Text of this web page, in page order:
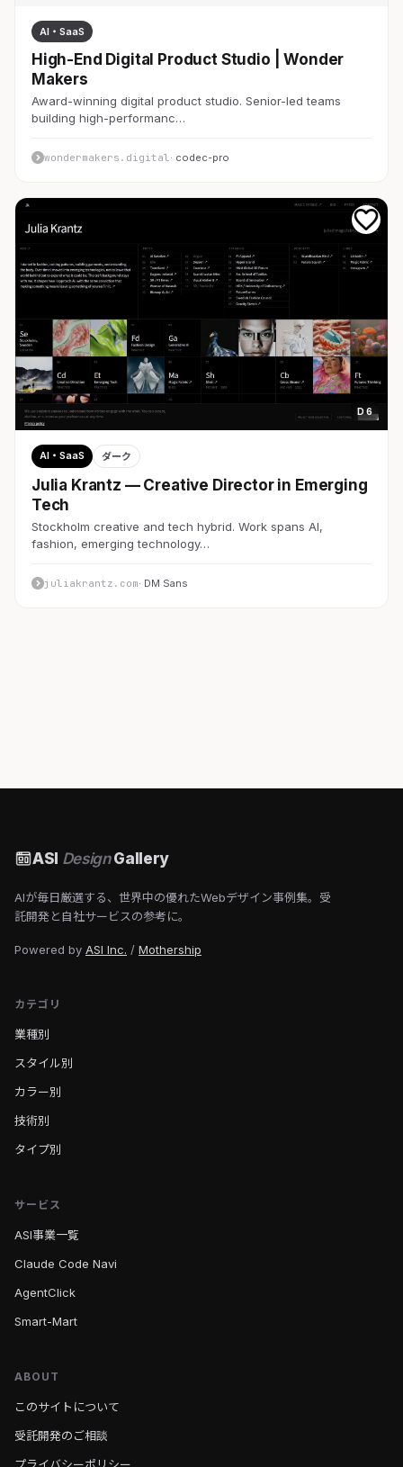
AI・SaaS
High-End Digital Product Studio | Wonder
Makers
Award-winning digital product studio. Senior-led teams
building high-performanc…
wondermakers.digital · codec-pro
D 6
AI・SaaS ダーク
Julia Krantz — Creative Director in Emerging
Tech
Stockholm creative and tech hybrid. Work spans AI,
fashion, emerging technology…
juliakrantz.com· DM Sans
ASI DesignGallery
AIが毎日厳選する、世界中の優れたWebデザイン事例集。受
託開発と自社サービスの参考に。
Powered by ASI Inc. / Mothership
カテゴリ
業種別
スタイル別
カラー別
技術別
タイプ別
サービス
ASI事業一覧
Claude Code Navi
AgentClick
Smart-Mart
ABOUT
このサイトについて
受託開発のご相談